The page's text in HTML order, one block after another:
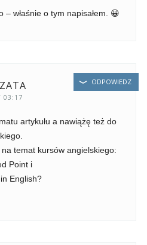
– właśnie o tym napisałem. 😀
03:17
artykułu a nawiążę też do
temat kursów angielskiego:
Point i
English?
ODPOWIEDZ